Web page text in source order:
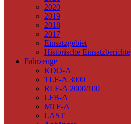
2020
2019
2018
2017
Einsatzgebiet
Historische Einsatzberichte
Fahrzeuge
KDO-A
TLF-A 3000
RLF-A 2000/100
LFB-A
MTF-A
LAST